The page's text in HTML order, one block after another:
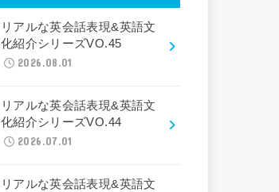
リアルな英会話表現&英語文
化紹介シリーズVO.45
2026.08.01
リアルな英会話表現&英語文
化紹介シリーズVO.44
2026.07.01
リアルな英会話表現&英語文